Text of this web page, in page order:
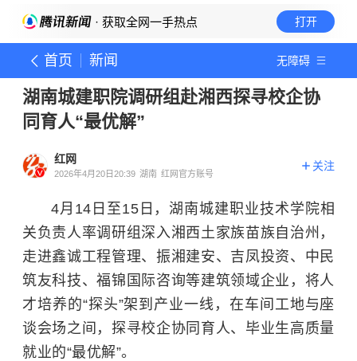
· 获取全网一手热点 打开
首页 新闻 无障碍
湖南城建职院调研组赴湘西探寻校企协
同育人“最优解”
红网
2026年4月20日20:39 湖南 红网官方账号
关注
4月14日至15日，湖南城建职业技术学院相
关负责人率调研组深入湘西土家族苗族自治州，
走进鑫诚工程管理、振湘建安、吉凤投资、中民
筑友科技、福锦国际咨询等建筑领域企业，将人
才培养的“探头”架到产业一线，在车间工地与座
谈会场之间，探寻校企协同育人、毕业生高质量
就业的“最优解”。